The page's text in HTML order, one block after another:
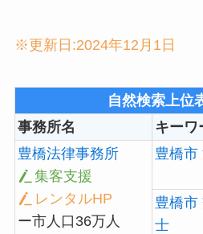
※更新日:2024年12月1日
自然検索上位
事務所名
キーワ
豊橋法律事務所
集客支援
レンタルHP
ー市人口36万人
豊橋市
豊橋市
士